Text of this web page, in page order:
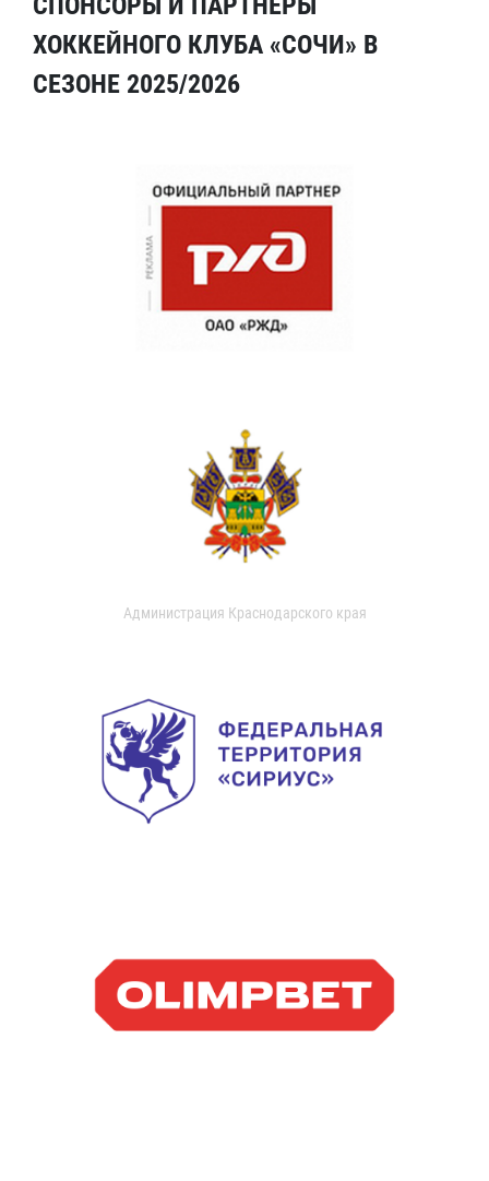
ХОККЕЙНОГО КЛУБА «СОЧИ» В
СЕЗОНЕ 2025/2026
Администрация Краснодарского края